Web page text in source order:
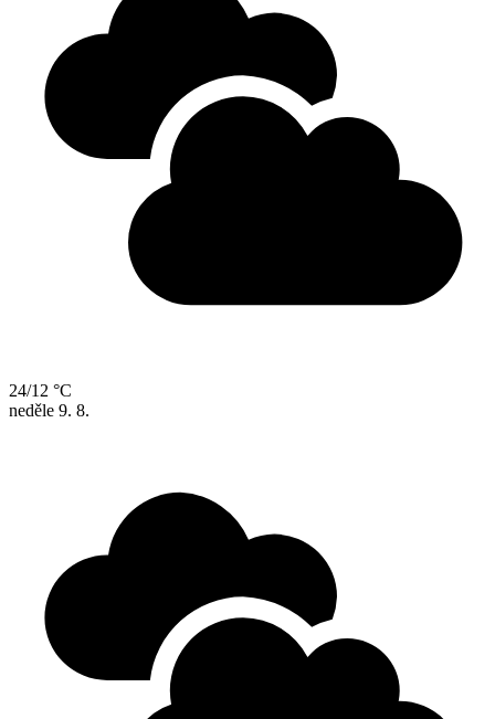
24/12 °C
neděle 9. 8.